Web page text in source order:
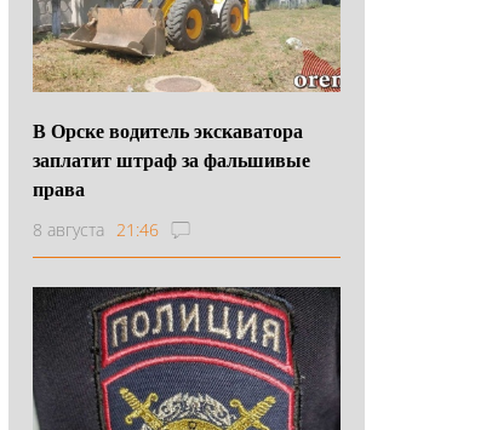
В Орске водитель экскаватора
заплатит штраф за фальшивые
права
8 августа 21:46